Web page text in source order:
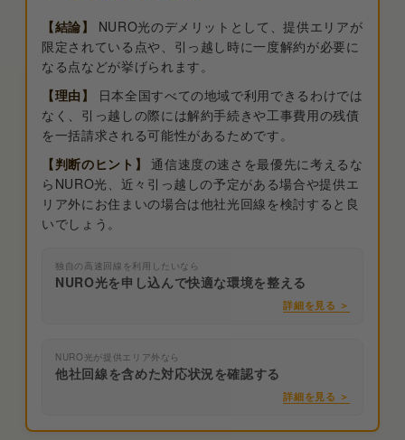
【結論】
NURO光のデメリットとして、提供エリアが
限定されている点や、引っ越し時に一度解約が必要に
なる点などが挙げられます。
【理由】
日本全国すべての地域で利用できるわけでは
なく、引っ越しの際には解約手続きや工事費用の残債
を一括請求される可能性があるためです。
【判断のヒント】
通信速度の速さを最優先に考えるな
らNURO光、近々引っ越しの予定がある場合や提供エ
リア外にお住まいの場合は他社光回線を検討すると良
いでしょう。
独自の高速回線を利用したいなら
NURO光を申し込んで快適な環境を整える
詳細を見る ＞
NURO光が提供エリア外なら
他社回線を含めた対応状況を確認する
詳細を見る ＞